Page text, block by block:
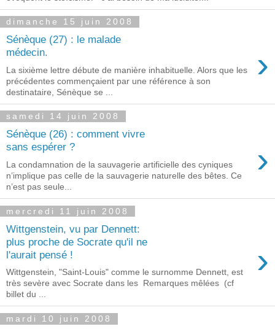
dimanche 15 juin 2008
Sénèque (27) : le malade
médecin.
›
La sixième lettre débute de manière inhabituelle. Alors que les
précédentes commençaient par une référence à son
destinataire, Sénèque se ...
samedi 14 juin 2008
Sénèque (26) : comment vivre
sans espérer ?
›
La condamnation de la sauvagerie artificielle des cyniques
n’implique pas celle de la sauvagerie naturelle des bêtes. Ce
n’est pas seule...
mercredi 11 juin 2008
Wittgenstein, vu par Dennett:
plus proche de Socrate qu'il ne
l'aurait pensé !
›
Wittgenstein, "Saint-Louis" comme le surnomme Dennett, est
très sevère avec Socrate dans les Remarques mêlées (cf
billet du ...
mardi 10 juin 2008